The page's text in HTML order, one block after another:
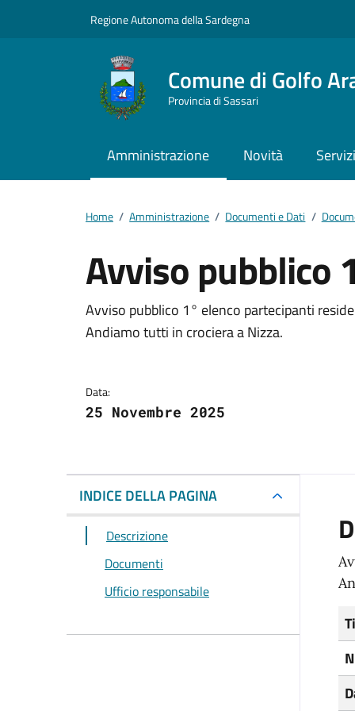
Regione Autonoma della Sardegna
Comune di Golfo
Provincia di Sassari
Amministrazione Novità Servizi
Home / Amministrazione / Documenti e Dati /
Avviso pubblico
Dettagli del
Avviso pubblico 1° elenco partecipanti
Andiamo tutti in crociera a Nizza.
Data:
25 Novembre 2025
INDICE DELLA PAGINA
Descrizione
Documenti
Ufficio responsabile